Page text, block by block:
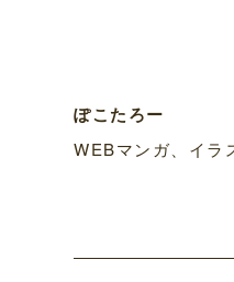
ぽこたろー
WEBマンガ、イラ